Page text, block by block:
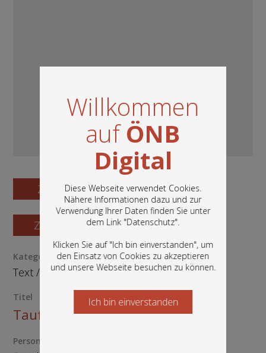
Willkommen
aufÖNB
Digital
Diese Webseite verwendet Cookies.
Nähere Informationen dazu und zur
Verwendung Ihrer Daten finden Sie unter
dem Link "Datenschutz".
Klicken Sie auf "Ich bin einverstanden", um
den Einsatz von Cookies zu akzeptieren
und unsere Webseite besuchen zu können.
In diesem Portal finden Sie die digitalen
Bestände der Österreichischen
Nationalbibliothek: Bücher, Fotografien,
Grafiken und vieles mehr.
Ich bin einverstanden
Starten Sie jetzt
Zum Digitalisat
Zum Katalogisat
Kategorie / Medientyp
Text/ Manuskript
Titel
Taufschein
Person